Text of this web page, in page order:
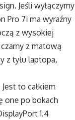
Jeśli wyłączymy
Pro 7i ma wyraźny
z wysokiej
z matową
z tyłu laptopa,
to całkiem
one po bokach
1.4